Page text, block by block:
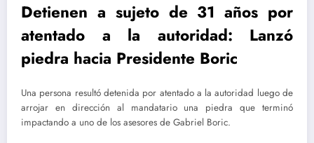
Detienen a sujeto de 31 años por
atentado a la autoridad: Lanzó
piedra hacia Presidente Boric
Una persona resultó detenida por atentado a la autoridad luego de
arrojar en dirección al mandatario una piedra que terminó
impactando a uno de los asesores de Gabriel Boric.